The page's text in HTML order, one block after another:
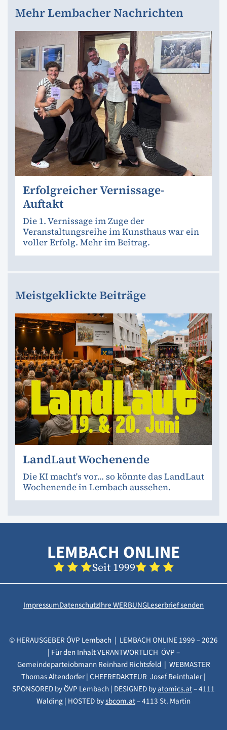
Mehr Lembacher Nachrichten
Erfolgreicher Vernissage-
Auftakt
Die 1. Vernissage im Zuge der
Veranstaltungsreihe im Kunsthaus war ein
voller Erfolg. Mehr im Beitrag.
Meistgeklickte Beiträge
LandLaut Wochenende
Die KI macht's vor... so könnte das LandLaut
Wochenende in Lembach aussehen.
LEMBACH ONLINE
Seit 1999
ImpressumDatenschutzIhre WERBUNGLeserbrief senden
© HERAUSGEBER ÖVP Lembach | LEMBACH ONLINE 1999 – 2026
| Für den Inhalt VERANTWORTLICH ÖVP –
Gemeindeparteiobmann Reinhard Richtsfeld | WEBMASTER
Thomas Altendorfer | CHEFREDAKTEUR Josef Reinthaler |
SPONSORED by ÖVP Lembach | DESIGNED byatomics.at– 4111
Walding | HOSTED bysbcom.at– 4113 St. Martin